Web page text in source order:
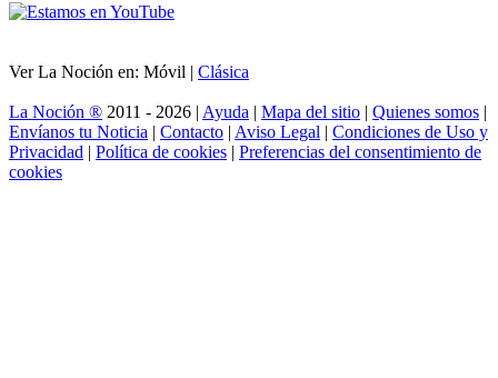
Ver La Noción en: Móvil | Clásica
La Noción ® 2011 - 2026 | Ayuda | Mapa del sitio | Quienes somos |
Envíanos tu Noticia | Contacto | Aviso Legal | Condiciones de Uso y
Privacidad | Política de cookies | Preferencias del consentimiento de
cookies